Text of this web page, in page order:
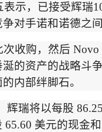
表示，已接受辉瑞
对手诺和诺德之
收购，然后 Novo
的资产的战略斗
内部绊脚石。
辉瑞将以每股 86.25
65.60 美元的现金